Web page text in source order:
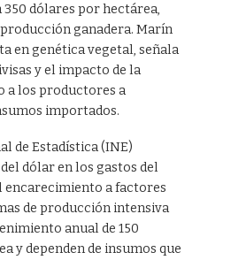
350 dólares por hectárea,
ganadera. Marín
en genética vegetal, señala
y el impacto de la
a los productores a
importados.
de Estadística (INE)
dólar en los gastos del
encarecimiento a factores
de producción intensiva
anual de 150
y dependen de insumos que